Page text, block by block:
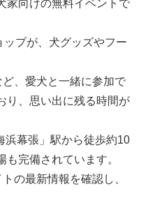
家向けの無料イベントで
プが、犬グッズやフー
、愛犬と一緒に参加で
り、思い出に残る時間が
浜幕張」駅から徒歩約10
完備されています。
の最新情報を確認し、